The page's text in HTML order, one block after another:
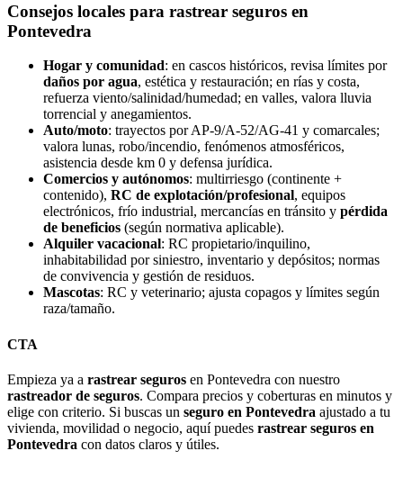
Consejos locales para rastrear seguros en
Pontevedra
Hogar y comunidad: en cascos históricos, revisa límites por
daños por agua, estética y restauración; en rías y costa,
refuerza viento/salinidad/humedad; en valles, valora lluvia
torrencial y anegamientos.
Auto/moto: trayectos por AP‑9/A‑52/AG‑41 y comarcales;
valora lunas, robo/incendio, fenómenos atmosféricos,
asistencia desde km 0 y defensa jurídica.
Comercios y autónomos: multirriesgo (continente +
contenido), RC de explotación/profesional, equipos
electrónicos, frío industrial, mercancías en tránsito y pérdida
de beneficios (según normativa aplicable).
Alquiler vacacional: RC propietario/inquilino,
inhabitabilidad por siniestro, inventario y depósitos; normas
de convivencia y gestión de residuos.
Mascotas: RC y veterinario; ajusta copagos y límites según
raza/tamaño.
CTA
Empieza ya a rastrear seguros en Pontevedra con nuestro
rastreador de seguros. Compara precios y coberturas en minutos y
elige con criterio. Si buscas un seguro en Pontevedra ajustado a tu
vivienda, movilidad o negocio, aquí puedes rastrear seguros en
Pontevedra con datos claros y útiles.